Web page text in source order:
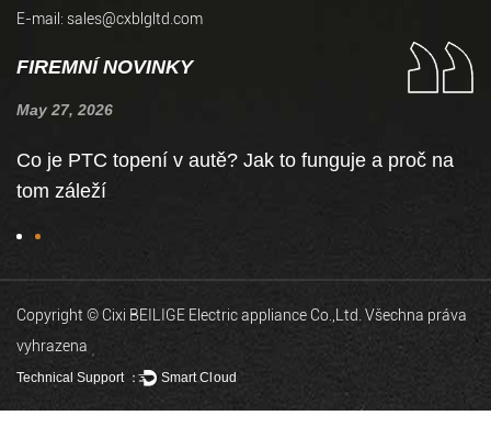
E-mail: sales@cxblgltd.com
FIREMNÍ NOVINKY
May 27, 2026
Co je PTC topení v autě? Jak to funguje a proč na
tom záleží
Copyright © Cixi BEILIGE Electric appliance Co.,Ltd. Všechna práva
vyhrazena
Technical Support ： Smart Cloud